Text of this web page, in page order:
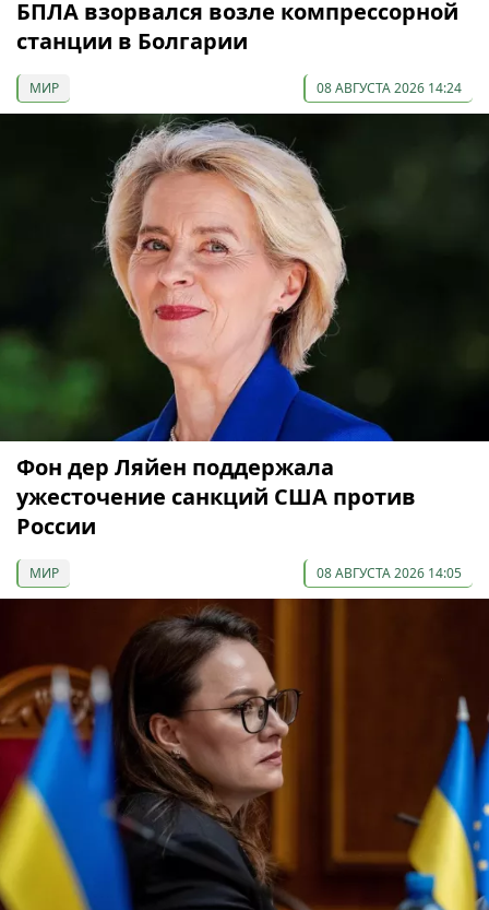
БПЛА взорвался возле компрессорной
станции в Болгарии
МИР 08 АВГУСТА 2026 14:24
Фон дер Ляйен поддержала
ужесточение санкций США против
России
МИР 08 АВГУСТА 2026 14:05